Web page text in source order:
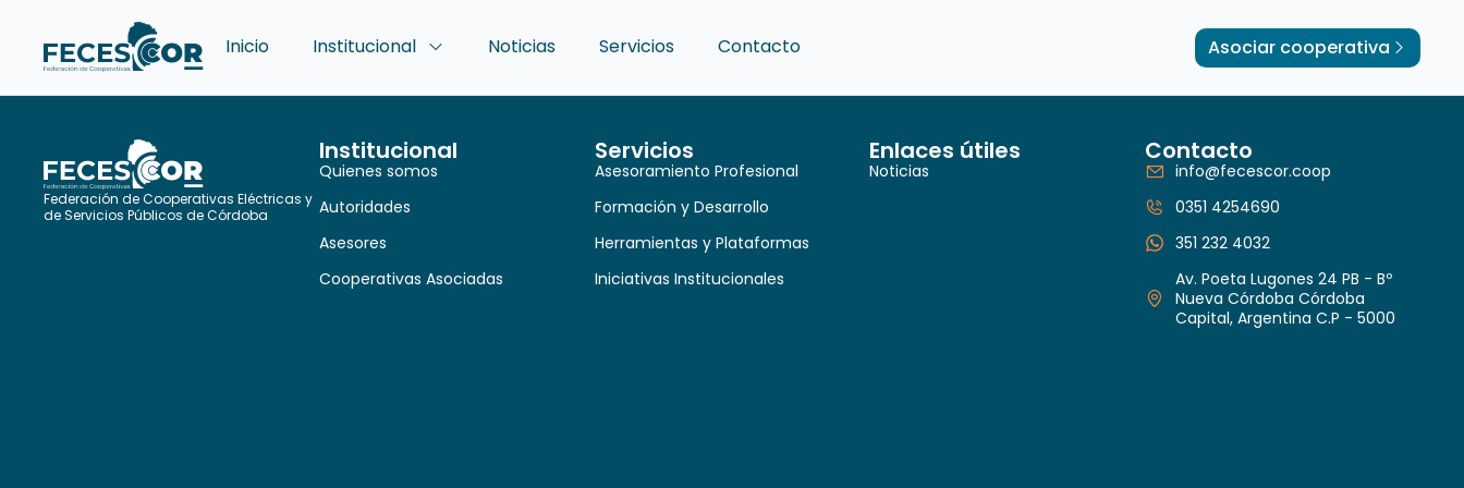
Inicio Institucional Noticias Servicios Contacto Asociar cooperativa
Federación de Cooperativas Eléctricas y
de Servicios Públicos de Córdoba
Institucional
Quienes somos
Autoridades
Asesores
Cooperativas Asociadas
Servicios
Asesoramiento Profesional
Formación y Desarrollo
Herramientas y Plataformas
Iniciativas Institucionales
Enlaces útiles
Noticias
Contacto
info@fecescor.coop
0351 4254690
351 232 4032
Av. Poeta Lugones 24 PB - Bº
Nueva Córdoba Córdoba
Capital, Argentina C.P - 5000